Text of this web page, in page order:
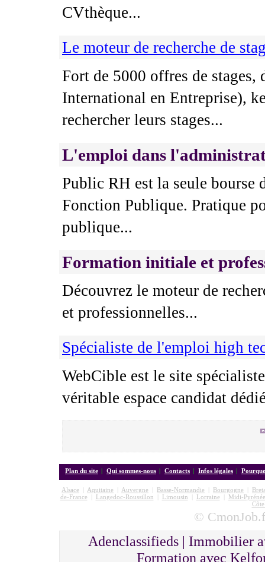
CVthèque...
Le moteur de recherche de
Fort de 5000 offres de
International en Entreprise),
rechercher leurs stages...
L'emploi dans
Public RH est la seule bourse
Fonction Publique. Pratique
publique...
Formation initiale et
Découvrez le moteur de
et professionnelles...
Spécialiste de l'emploi high
WebCible est le site
véritable espace candidat
Plan du site | Qui sommes-nous | Contacts | Infos légales |
Alsace Aquitaine Auvergne Basse-Normandie Bourgogne
de-France| Langedoc-Roussillon Limousin Lorraine|
Midi-
©
Adenclassifieds | Immobilier
Formation avec